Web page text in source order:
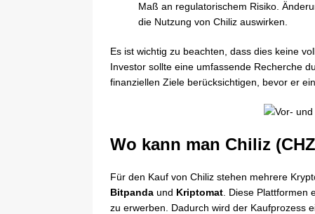
Maß an regulatorischem Risiko.
die Nutzung von Chiliz auswirken.
Es ist wichtig zu beachten, dass dies keine
Investor sollte eine umfassende Recherche
finanziellen Ziele berücksichtigen, bevor er
Wo kann man Chiliz
Für den Kauf von Chiliz stehen mehrere
Bitpanda und Kriptomat . Diese
zu erwerben. Dadurch wird der Kaufprozess